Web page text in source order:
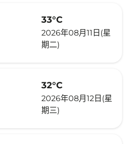
33°C
2026年08月11日(星
期二)
32°C
2026年08月12日(星
期三)